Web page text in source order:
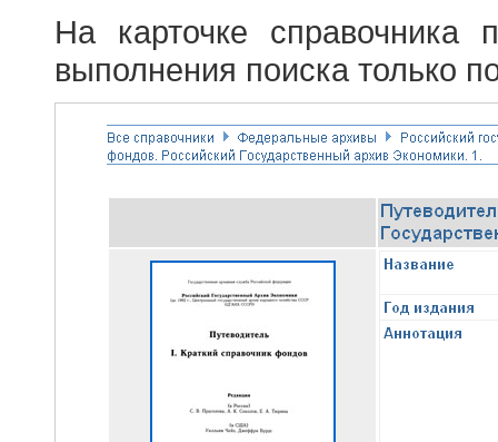
На карточке справочника
выполнения поиска только